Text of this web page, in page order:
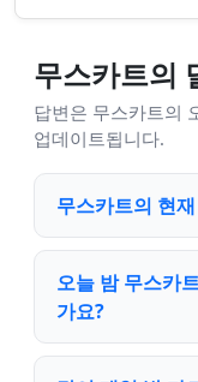
무스카트의
답변은 무스카트의
업데이트됩니다.
무스카트의 현
오늘 밤 무스카
가요?